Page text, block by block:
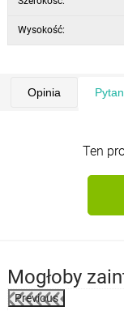
Wysokość:
Opinia
Ten
Mogłoby
Previous